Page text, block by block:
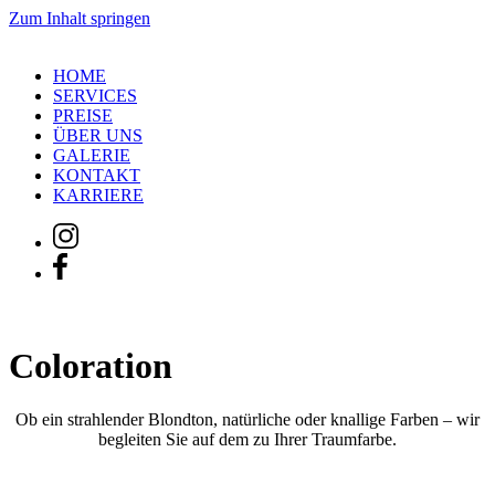
Zum Inhalt springen
HOME
SERVICES
PREISE
ÜBER UNS
GALERIE
KONTAKT
KARRIERE
Coloration
Ob ein strahlender Blondton, natürliche oder knallige Farben – wir
begleiten Sie auf dem zu Ihrer Traumfarbe.